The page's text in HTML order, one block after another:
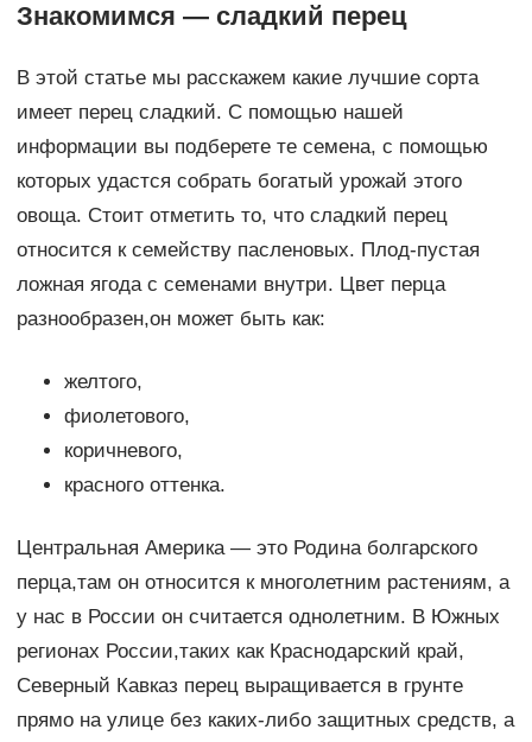
Знакомимся — сладкий перец
В этой статье мы расскажем какие лучшие сорта
имеет перец сладкий. С помощью нашей
информации вы подберете те семена, с помощью
которых удастся собрать богатый урожай этого
овоща. Стоит отметить то, что сладкий перец
относится к семейству пасленовых. Плод-пустая
ложная ягода с семенами внутри. Цвет перца
разнообразен,он может быть как:
желтого,
фиолетового,
коричневого,
красного оттенка.
Центральная Америка — это Родина болгарского
перца,там он относится к многолетним растениям, а
у нас в России он считается однолетним. В Южных
регионах России,таких как Краснодарский край,
Северный Кавказ перец выращивается в грунте
прямо на улице без каких-либо защитных средств, а